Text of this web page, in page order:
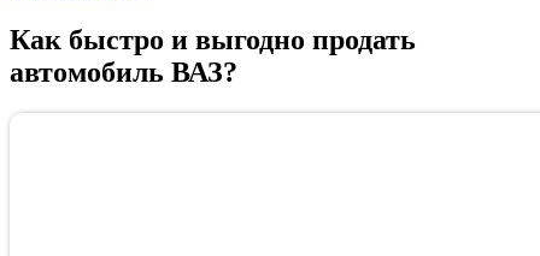
Как быстро и выгодно продать
автомобиль ВАЗ?